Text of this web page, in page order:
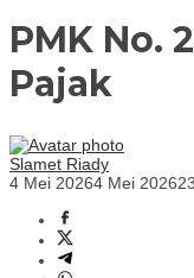
PMK No.
Pajak
Slamet Riady
4 Mei 20264 Mei 2026